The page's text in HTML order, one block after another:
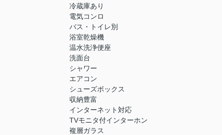
冷蔵庫あり
電気コンロ
バス・トイレ別
浴室乾燥機
温水洗浄便座
洗面台
シャワー
エアコン
シューズボックス
収納豊富
インターネット対応
TVモニタ付インターホン
複層ガラス